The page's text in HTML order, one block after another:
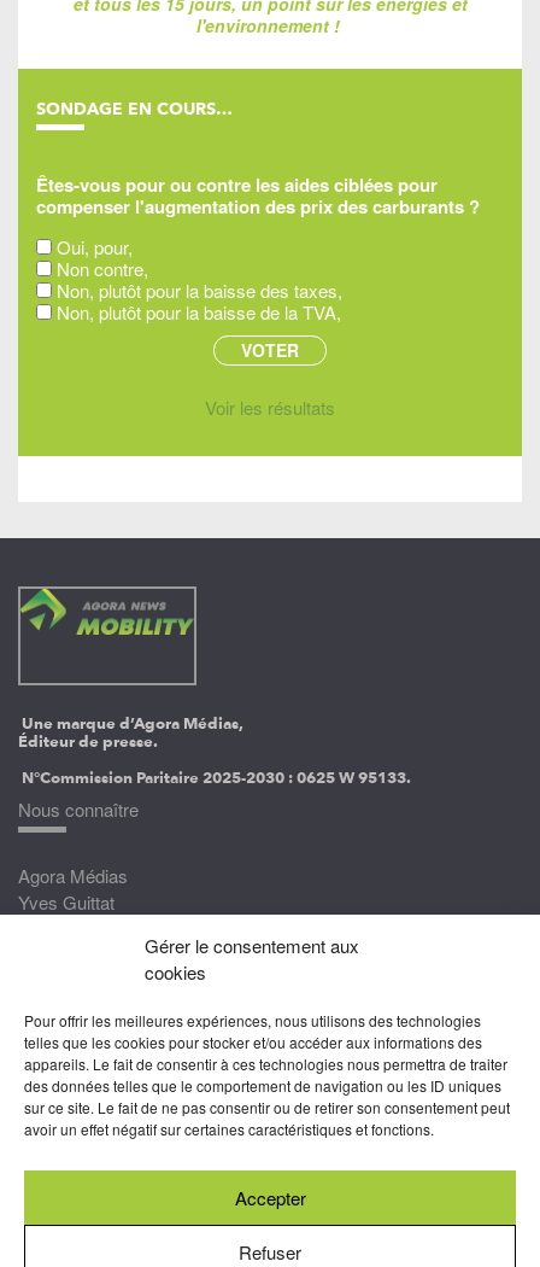
Gérer le consentement aux
cookies
Pour offrir les meilleures expériences, nous utilisons des technologies
telles que les cookies pour stocker et/ou accéder aux informations des
appareils. Le fait de consentir à ces technologies nous permettra de traiter
des données telles que le comportement de navigation ou les ID uniques
sur ce site. Le fait de ne pas consentir ou de retirer son consentement peut
avoir un effet négatif sur certaines caractéristiques et fonctions.
Accepter
Refuser
l'environnement !
SONDAGE EN COURS…
Êtes-vous pour ou contre les aides ciblées pour
compenser l'augmentation des prix des carburants ?
Oui, pour,
Non contre,
Non, plutôt pour la baisse des taxes,
Non, plutôt pour la baisse de la TVA,
Voir les résultats
Une marque d’Agora Médias,
Éditeur de presse.
N°Commission Paritaire 2025-2030 :0625 W 95133.
Nous connaître
Agora Médias
Yves Guittat
Devenez correspondant
Rejoignez nos experts
Devenez Partenaire
Nous suivre
Abonnez-vous à nos newsletters